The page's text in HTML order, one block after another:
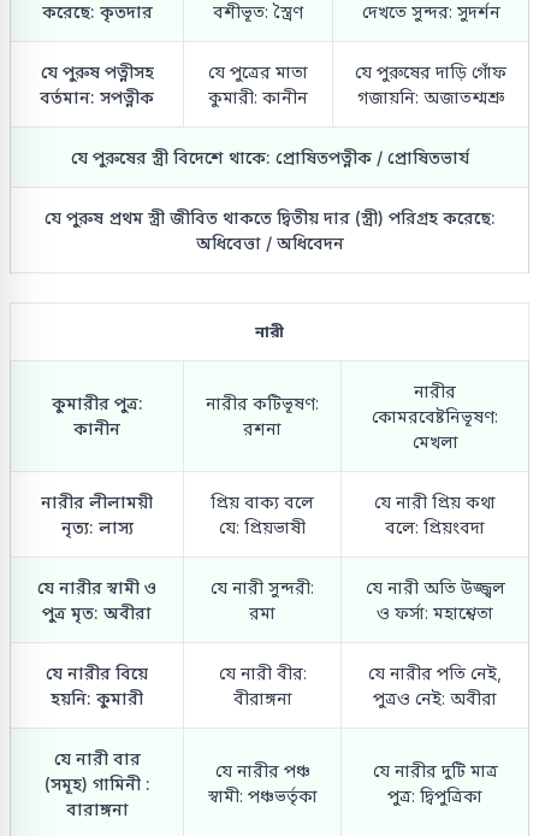
করেছে: কৃতদার
বশীভূত: স্ত্রৈণ
দেখতে সুন্দর: সুদর্শন
যে পুরুষ পত্নীসহ
বর্তমান: সপত্নীক
যে পুত্রের মাতা
কুমারী: কানীন
যে পুরুষের দাড়ি গোঁফ
গজায়নি: অজাতশ্মশ্রু
যে পুরুষের স্ত্রী বিদেশে থাকে: প্রোষিতপত্নীক / প্রোষিতভার্য
যে পুরুষ প্রথম স্ত্রী জীবিত থাকতে দ্বিতীয় দার (স্ত্রী) পরিগ্রহ করেছে:
অধিবেত্তা / অধিবেদন
নারী
কুমারীর পুত্র:
কানীন
নারীর কটিভূষণ:
রশনা
নারীর
কোমরবেষ্টনিভূষণ:
মেখলা
নারীর লীলাময়ী
নৃত্য: লাস্য
প্রিয় বাক্য বলে
যে: প্রিয়ভাষী
যে নারী প্রিয় কথা
বলে: প্রিয়ংবদা
যে নারীর স্বামী ও
পুত্র মৃত: অবীরা
যে নারী সুন্দরী:
রমা
যে নারী অতি উজ্জ্বল
ও ফর্সা: মহাশ্বেতা
যে নারীর বিয়ে
হয়নি: কুমারী
যে নারী বীর:
বীরাঙ্গনা
যে নারীর পতি নেই,
পুত্রও নেই: অবীরা
যে নারী বার
(সমূহ) গামিনী :
বারাঙ্গনা
যে নারীর পঞ্চ
স্বামী: পঞ্চভর্তৃকা
যে নারীর দুটি মাত্র
পুত্র: দ্বিপুত্রিকা